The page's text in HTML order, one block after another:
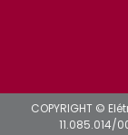
COPYRIGHT ©
11.085.014/